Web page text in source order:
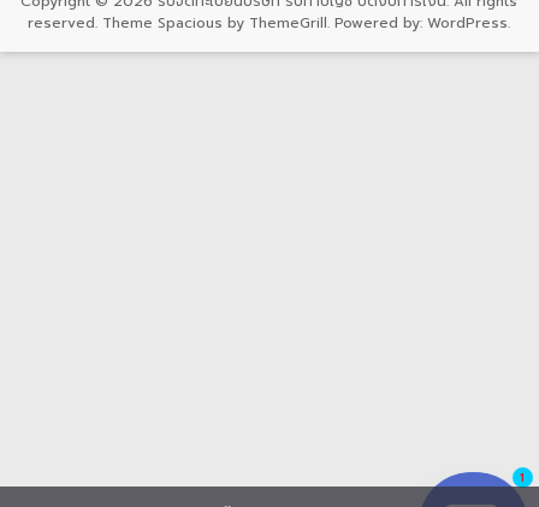
reserved. ThemeSpacious by ThemeGrill. Powered by:WordPress.
1